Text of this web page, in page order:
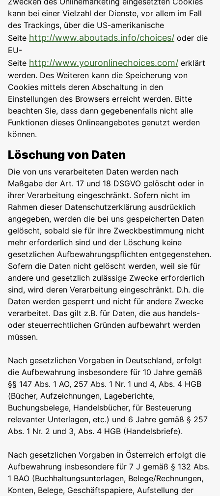
kann bei einer Vielzahl der Dienste, vor allem im Fall
des Trackings, über die US-amerikanische
Seite http://www.aboutads.info/choices/ oder die
EU-
Seite http://www.youronlinechoices.com/ erklärt
werden. Des Weiteren kann die Speicherung von
Cookies mittels deren Abschaltung in den
Einstellungen des Browsers erreicht werden. Bitte
beachten Sie, dass dann gegebenenfalls nicht alle
Funktionen dieses Onlineangebotes genutzt werden
können.
Löschung von Daten
Die von uns verarbeiteten Daten werden nach
Maßgabe der Art. 17 und 18 DSGVO gelöscht oder in
ihrer Verarbeitung eingeschränkt. Sofern nicht im
Rahmen dieser Datenschutzerklärung ausdrücklich
angegeben, werden die bei uns gespeicherten Daten
gelöscht, sobald sie für ihre Zweckbestimmung nicht
mehr erforderlich sind und der Löschung keine
gesetzlichen Aufbewahrungspflichten entgegenstehen.
Sofern die Daten nicht gelöscht werden, weil sie für
andere und gesetzlich zulässige Zwecke erforderlich
sind, wird deren Verarbeitung eingeschränkt. D.h. die
Daten werden gesperrt und nicht für andere Zwecke
verarbeitet. Das gilt z.B. für Daten, die aus handels-
oder steuerrechtlichen Gründen aufbewahrt werden
müssen.
Nach gesetzlichen Vorgaben in Deutschland, erfolgt
die Aufbewahrung insbesondere für 10 Jahre gemäß
§§ 147 Abs. 1 AO, 257 Abs. 1 Nr. 1 und 4, Abs. 4 HGB
(Bücher, Aufzeichnungen, Lageberichte,
Buchungsbelege, Handelsbücher, für Besteuerung
relevanter Unterlagen, etc.) und 6 Jahre gemäß § 257
Abs. 1 Nr. 2 und 3, Abs. 4 HGB (Handelsbriefe).
Nach gesetzlichen Vorgaben in Österreich erfolgt die
Aufbewahrung insbesondere für 7 J gemäß § 132 Abs.
1 BAO (Buchhaltungsunterlagen, Belege/Rechnungen,
Konten, Belege, Geschäftspapiere, Aufstellung der